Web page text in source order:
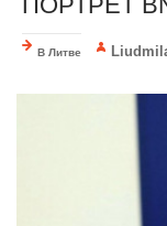
В Литве